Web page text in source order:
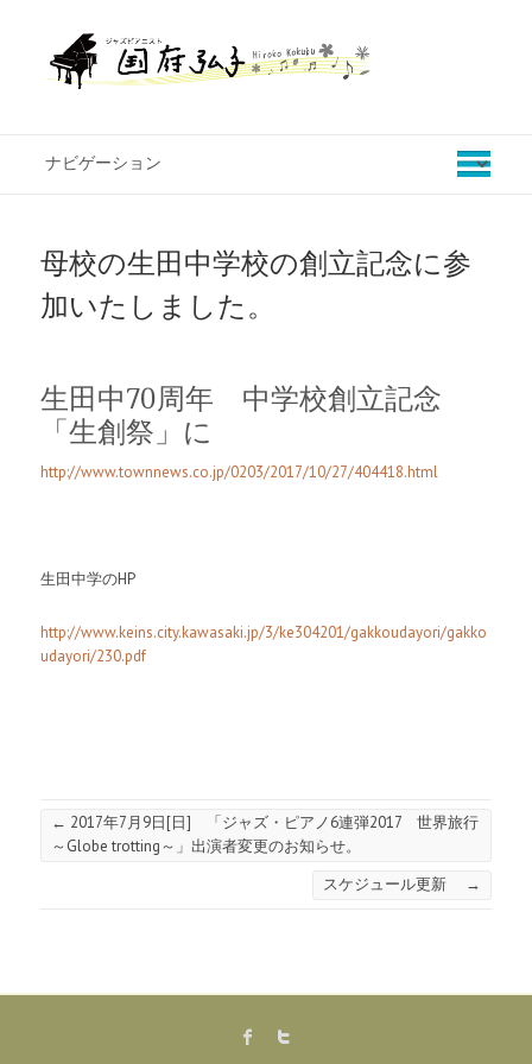
母校の生田中学校の創立記念に参
加いたしました。
生田中70周年 中学校創立記念
「生創祭」に
http://www.townnews.co.jp/0203/2017/10/27/404418.html
生田中学のHP
http://www.keins.city.kawasaki.jp/3/ke304201/gakkoudayori/gakko
udayori/230.pdf
← 2017年7月9日[日] 「ジャズ・ピアノ6連弾2017 世界旅行
～Globe trotting～」出演者変更のお知らせ。
スケジュール更新 →